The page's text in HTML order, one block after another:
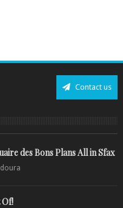
Contact us
des Bons Plans All in Sfax
Of!